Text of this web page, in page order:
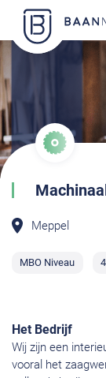
Meppel
MBO Niveau
Het Bedrijf
Wij zijn een
vooral het